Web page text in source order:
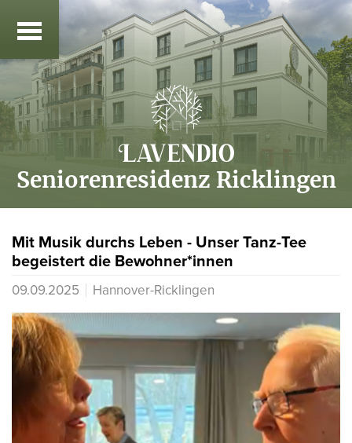
Seniorenresidenz Ricklingen
Mit Musik durchs Leben - Unser Tanz-Tee
begeistert die Bewohner*innen
09.09.2025 Hannover-Ricklingen